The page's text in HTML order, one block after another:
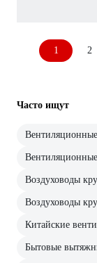
1 2
Часто ищут
Воздуховоды
Воздуховоды
Китайские
Бытовые